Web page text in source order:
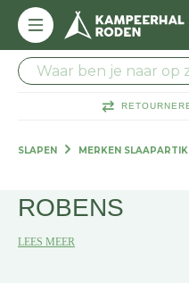
SLAPEN MERKEN
ROBENS
LEES MEER